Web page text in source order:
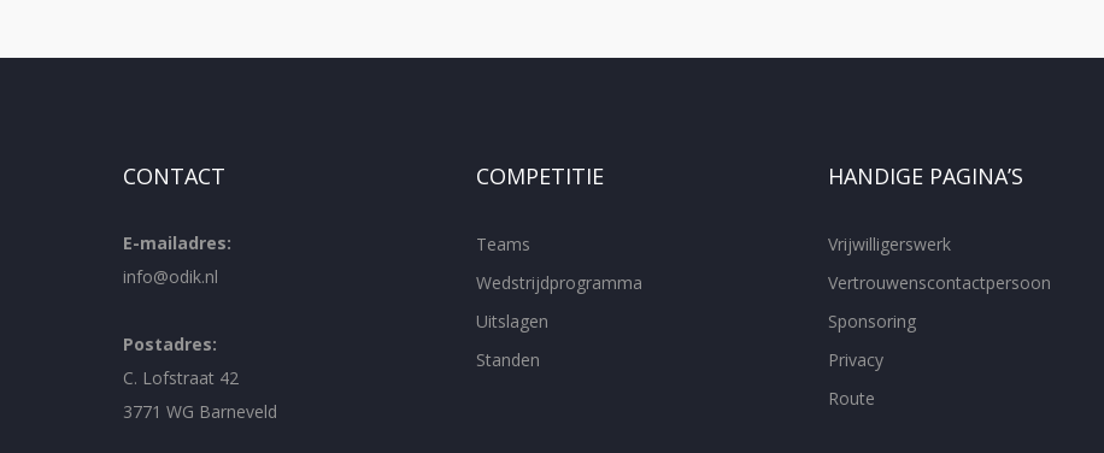
CONTACT
E-mailadres:
info@odik.nl
Postadres:
C. Lofstraat 42
3771 WG Barneveld
COMPETITIE
Teams
Wedstrijdprogramma
Uitslagen
Standen
HANDIGE PAGINA’S
Vrijwilligerswerk
Vertrouwenscontactpersoon
Sponsoring
Privacy
Route